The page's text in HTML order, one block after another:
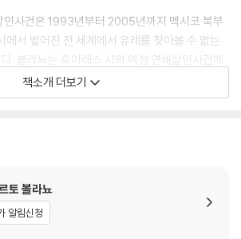
인사건은 1993년부터 2005년까지 멕시코 북부
에서 벌어진 전 세계에서 유례를 찾아볼 수 없는
. 볼라뇨는 후아레스 시의 여성 연쇄살인사건에
조에 이르고 있음을 보고, 지옥의 형상화에 관해
두 개의 대륙을 넘나들며 수수께끼의 연쇄살인
의 악이 어떤 모습으로 진화되어 왔는지를 파헤치
일기에서 서술되는 19세기 말과 20세기 초의 범
홀로코스트는 20세기 말과 21세기 초의 멕시코
책소개 더보기
토 볼라뇨
알림신청